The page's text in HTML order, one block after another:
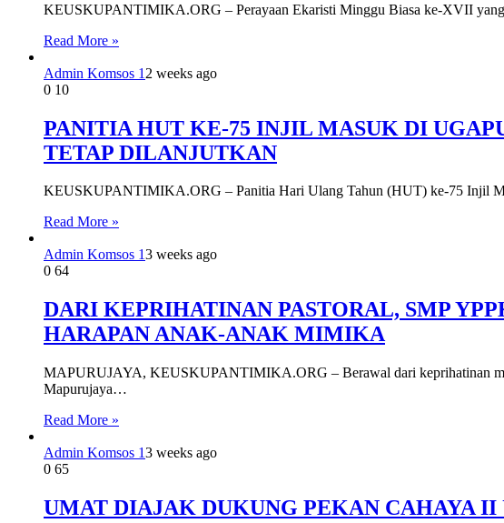
KEUSKUPANTIMIKA.ORG – Perayaan Ekaristi Minggu Biasa ke-XVII yang
Read More »
Admin Komsos 1 2 weeks ago
0 10
PANITIA HUT KE-75 INJIL MASUK DI
TETAP DILANJUTKAN
KEUSKUPANTIMIKA.ORG – Panitia Hari Ulang Tahun (HUT) ke-75 Injil
Read More »
Admin Komsos 13 weeks ago
0 64
DARI KEPRIHATINAN PASTORAL, SMP
HARAPAN ANAK-ANAK MIMIKA
‎MAPURUJAYA, KEUSKUPANTIMIKA.ORG – Berawal dari keprihatinan
Mapurujaya…
Read More »
Admin Komsos 13 weeks ago
0 65
UMAT DIAJAK DUKUNG PEKAN CAHAYA